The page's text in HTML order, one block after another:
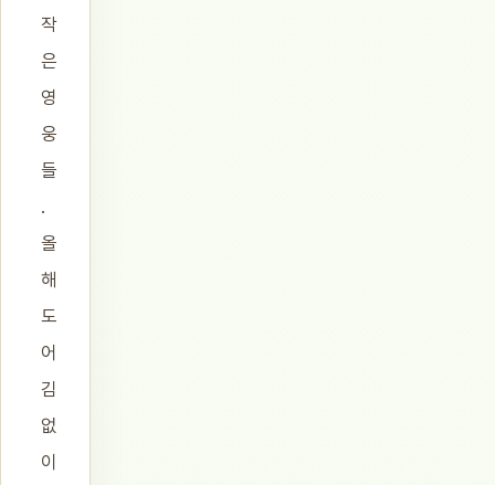
작
은
영
웅
들
.
올
해
도
어
김
없
이